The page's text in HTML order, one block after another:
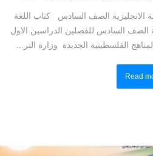
الانجليزية الصف السادس كتاب اللغة
الصف السادس للفصلين الدراسين الاول
الفلسطينية الجديدة وزارة التر...
Read